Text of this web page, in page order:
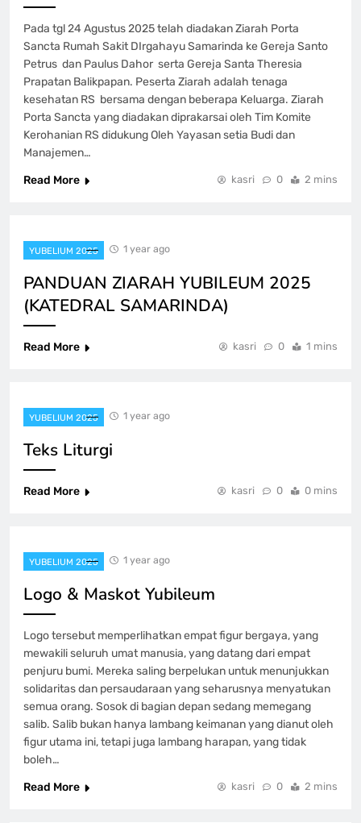
Pada tgl 24 Agustus 2025 telah diadakan Ziarah Porta
Sancta Rumah Sakit DIrgahayu Samarinda ke Gereja Santo
Petrus dan Paulus Dahor serta Gereja Santa Theresia
Prapatan Balikpapan. Peserta Ziarah adalah tenaga
kesehatan RS bersama dengan beberapa Keluarga. Ziarah
Porta Sancta yang diadakan diprakarsai oleh Tim Komite
Kerohanian RS didukung Oleh Yayasan setia Budi dan
Manajemen…
Read More
kasri 0 2 mins
YUBELIUM 2025 1 year ago
PANDUAN ZIARAH YUBILEUM 2025
(KATEDRAL SAMARINDA)
Read More kasri 0 1 mins
YUBELIUM 2025 1 year ago
Teks Liturgi
Read More kasri 0 0 mins
YUBELIUM 2025 1 year ago
Logo & Maskot Yubileum
Logo tersebut memperlihatkan empat figur bergaya, yang
mewakili seluruh umat manusia, yang datang dari empat
penjuru bumi. Mereka saling berpelukan untuk menunjukkan
solidaritas dan persaudaraan yang seharusnya menyatukan
semua orang. Sosok di bagian depan sedang memegang
salib. Salib bukan hanya lambang keimanan yang dianut oleh
figur utama ini, tetapi juga lambang harapan, yang tidak
boleh…
Read More
kasri 0 2 mins